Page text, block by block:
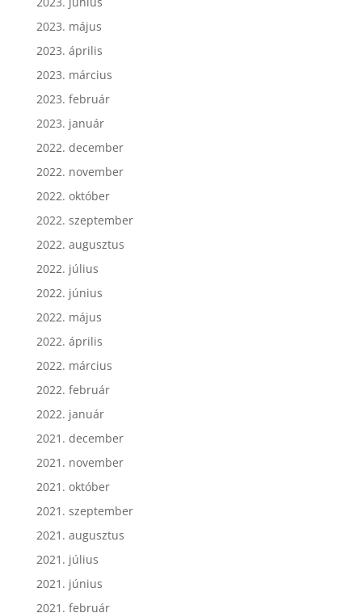
2023. május
2023. április
2023. március
2023. február
2023. január
2022. december
2022. november
2022. október
2022. szeptember
2022. augusztus
2022. július
2022. június
2022. május
2022. április
2022. március
2022. február
2022. január
2021. december
2021. november
2021. október
2021. szeptember
2021. augusztus
2021. július
2021. június
2021. február